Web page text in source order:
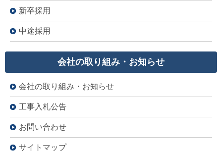
新卒採用
中途採用
会社の取り組み・お知らせ
会社の取り組み・お知らせ
工事入札公告
お問い合わせ
サイトマップ